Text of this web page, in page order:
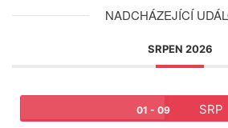
NADCHÁZEJÍCÍ
SRPEN 2026
01 - 09 SRP